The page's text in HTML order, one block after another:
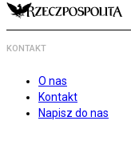
KONTAKT
O nas
Kontakt
Napisz do nas